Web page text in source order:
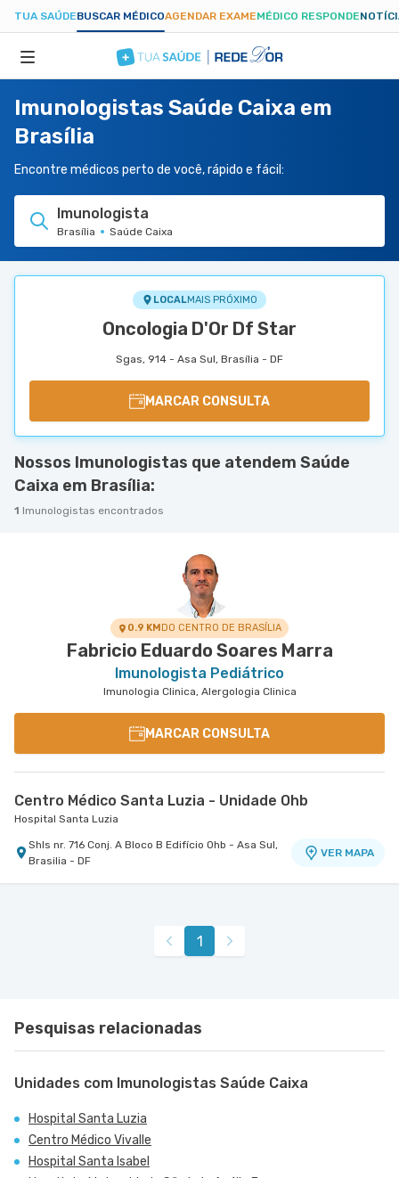
TUA SAÚDEBUSCAR MÉDICOAGENDAR EXAMEMÉDICO RESPONDE
ESPECIALIDADES
HOSPITAIS
TUASAUDE.COM
Imunologistas Saúde Caixa em
Brasília
Encontre médicos perto de você, rápido e fácil:
Imunologista
Brasília Saúde Caixa
LOCALMAIS PRÓXIMO
Oncologia D'Or Df Star
Sgas, 914 - Asa Sul, Brasília - DF
MARCAR CONSULTA
Nossos Imunologistas que atendem Saúde
Caixa em Brasília:
1 Imunologistas encontrados
0.9 KMDO CENTRO DE BRASÍLIA
Fabricio Eduardo Soares Marra
Imunologista Pediátrico
Imunologia Clinica, Alergologia Clinica
MARCAR CONSULTA
Centro Médico Santa Luzia - Unidade Ohb
Hospital Santa Luzia
Shls nr. 716 Conj. A Bloco B Edifício Ohb - Asa Sul,
Brasilia - DF
VER MAPA
1
Pesquisas relacionadas
Unidades com Imunologistas Saúde Caixa
Hospital Santa Luzia
Centro Médico Vivalle
Hospital Santa Isabel